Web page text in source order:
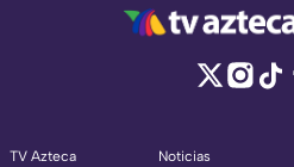
TV Azteca
Noticias